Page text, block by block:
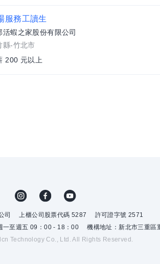
服務工讀生
活蝦之家股份有限公司
縣-竹北市
200 元以上
司 上櫃公司股票代碼 5287
許可證字號 2571
一至週五 09：00 - 18：00
機構地址：新北市三重
Technology Co., Ltd. All Rights Reserved.